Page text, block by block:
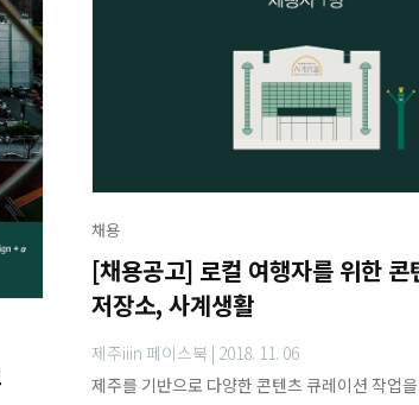
채용
[채용공고] 로컬 여행자를 위한 콘
저장소, 사계생활
제주iiin 페이스북 | 2018. 11. 06
제주를 기반으로 다양한 콘텐츠 큐레이션 작업